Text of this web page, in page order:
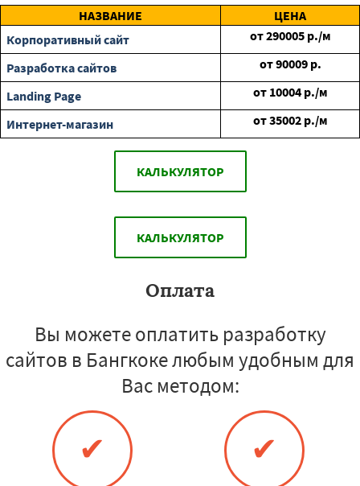
НАЗВАНИЕ
ЦЕНА
Корпоративный сайт
от290005 р./м
Разработка сайтов
от90009 р.
Landing Page
от 10004 р./м
Интернет-магазин
от35002 р./м
КАЛЬКУЛЯТОР
КАЛЬКУЛЯТОР
Оплата
Вы можете оплатить разработку
сайтов в Бангкоке любым удобным для
Вас методом:
✔ ✔